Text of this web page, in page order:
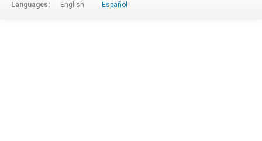
Languages: English Español